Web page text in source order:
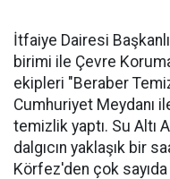
İtfaiye Dairesi
birimi ile Çevre
ekipleri "Beraber
Cumhuriyet Meydanı
temizlik yaptı. Su Altı
dalgıcın yaklaşık bir
Körfez'den çok